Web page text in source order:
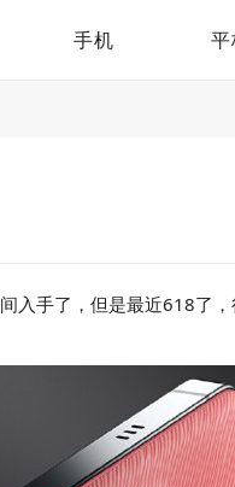
手机 平
手了，但是最近618了